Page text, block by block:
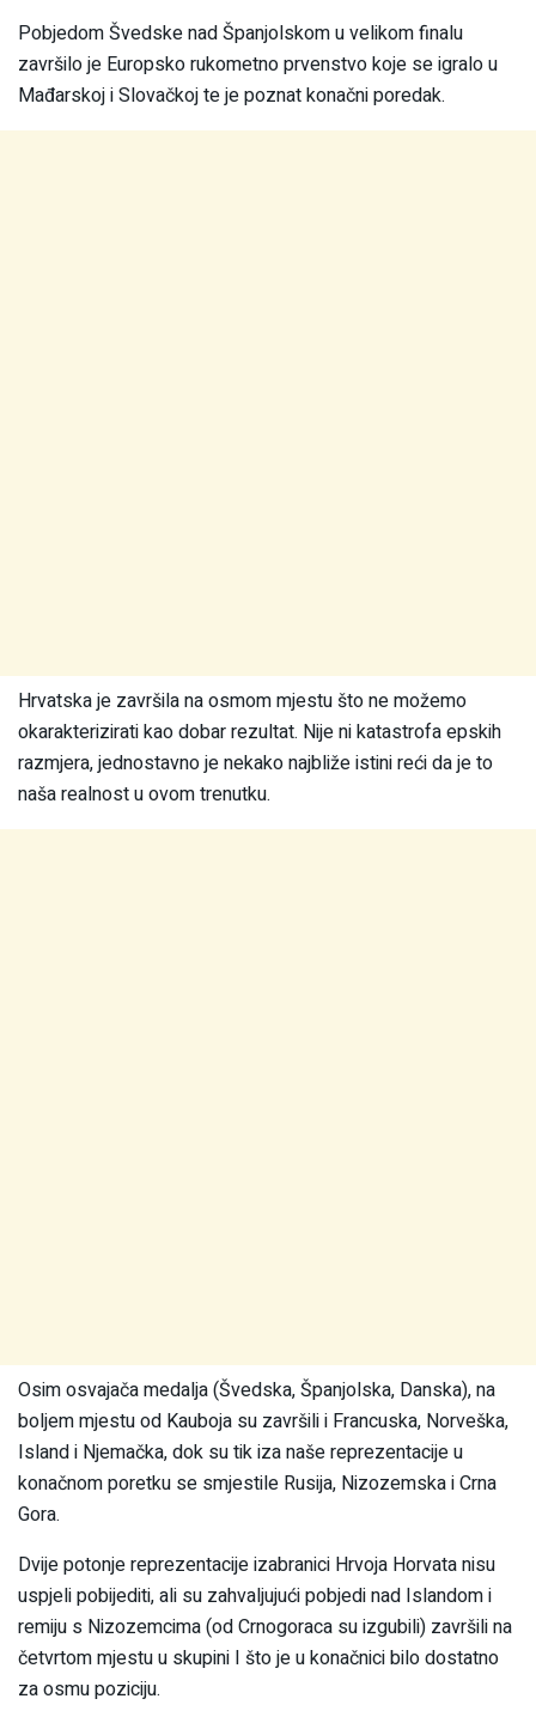
Pobjedom Švedske nad Španjolskom u velikom finalu
završilo je Europsko rukometno prvenstvo koje se igralo u
Mađarskoj i Slovačkoj te je poznat konačni poredak.
Hrvatska je završila na osmom mjestu što ne možemo
okarakterizirati kao dobar rezultat. Nije ni katastrofa epskih
razmjera, jednostavno je nekako najbliže istini reći da je to
naša realnost u ovom trenutku.
Osim osvajača medalja (Švedska, Španjolska, Danska), na
boljem mjestu od Kauboja su završili i Francuska, Norveška,
Island i Njemačka, dok su tik iza naše reprezentacije u
konačnom poretku se smjestile Rusija, Nizozemska i Crna
Gora.
Dvije potonje reprezentacije izabranici Hrvoja Horvata nisu
uspjeli pobijediti, ali su zahvaljujući pobjedi nad Islandom i
remiju s Nizozemcima (od Crnogoraca su izgubili) završili na
četvrtom mjestu u skupini I što je u konačnici bilo dostatno
za osmu poziciju.